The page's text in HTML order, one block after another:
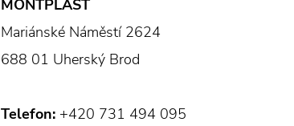
MONTPLAST
Mariánské Náměstí 2624
688 01 Uherský Brod
Telefon: +420 731 494 095